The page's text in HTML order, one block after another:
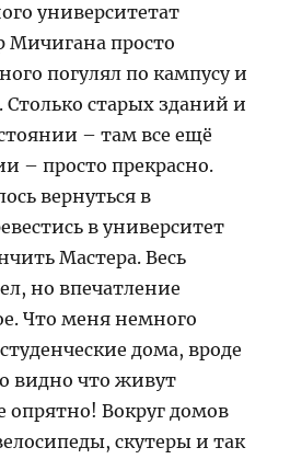
университетат
Мичигана просто
погулял по кампусу и
Столько старых зданий и
– там все ещё
– просто прекрасно.
вернуться в
в университет
Мастера. Весь
но впечатление
Что меня немного
дома, вроде
видно что живут
опрятно! Вокруг домов
скутеры и так